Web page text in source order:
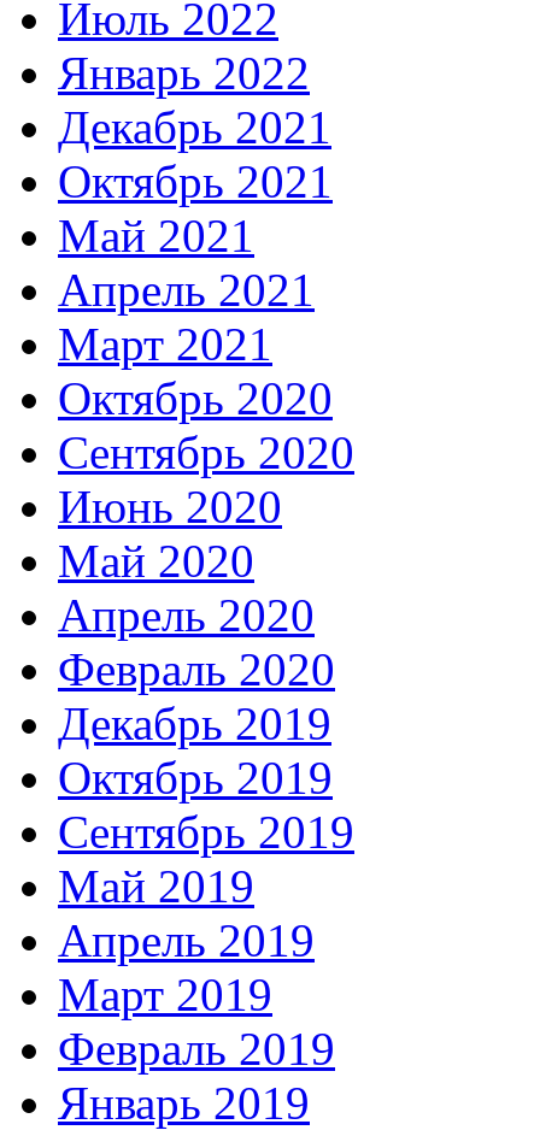
Июль 2022
Январь 2022
Декабрь 2021
Октябрь 2021
Май 2021
Апрель 2021
Март 2021
Октябрь 2020
Сентябрь 2020
Июнь 2020
Май 2020
Апрель 2020
Февраль 2020
Декабрь 2019
Октябрь 2019
Сентябрь 2019
Май 2019
Апрель 2019
Март 2019
Февраль 2019
Январь 2019